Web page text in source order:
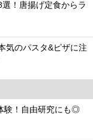
！唐揚げ定食からラ
気のパスタ&ピザに注
験！自由研究にも◎